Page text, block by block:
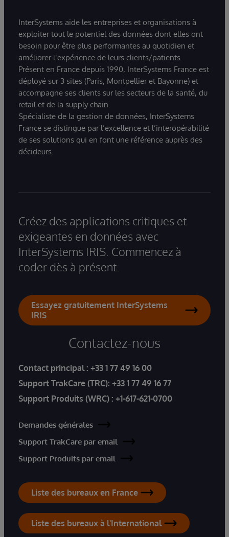
InterSystems aide les entreprises et organisations à
exploiter tout le potentiel des données dont elles ont
besoin pour être plus performantes au quotidien et
améliorer l’expérience de leurs clients/patients.
Présent en France depuis 1990, InterSystems France est
déployé sur 3 sites (Paris, Montpellier et Bayonne) et
accompagne ses clients sur les secteurs de la santé, du
retail et de la supply chain.
Spécialiste de la gestion de données, InterSystems
France se distingue par l’excellence et l’interopérabilité
de ses solutions qui en font une référence auprès des
décideurs.
Créez des applications critiques et
exigeantes en données avec
InterSystems IRIS. Commencez à
coder dès à présent.
Essayez gratuitement InterSystems
IRIS
Contactez-nous
Contact principal : +33 1 77 49 16 00
Support TrakCare (TRC): +33 1 77 49 16 77
Support Produits (WRC) : +1-617-621-0700
Demandes générales
Support TrakCare par email
Support Produits par email
Liste des bureaux en France
Liste des bureaux à l'International